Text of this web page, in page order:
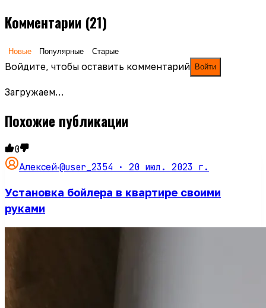
Комментарии (21)
Новые Популярные Старые
Войдите, чтобы оставить комментарий Войти
Загружаем…
Похожие публикации
0
Алексей·@user_2354 · 20 июл. 2023 г.
Установка бойлера в квартире своими
руками